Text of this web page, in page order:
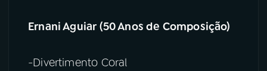
Ernani Aguiar (50 Anos de Composição)
-Divertimento Coral